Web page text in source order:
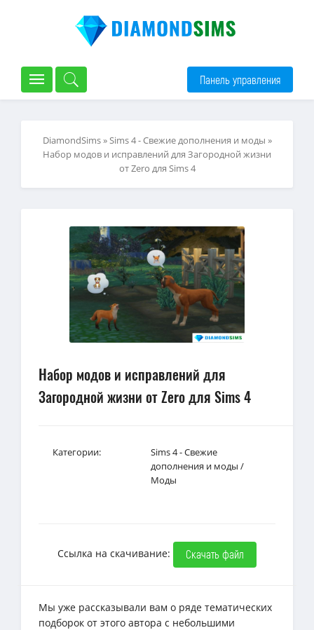
Панель управления
DiamondSims»Sims 4 - Свежие дополнения и моды »
Набор модов и исправлений для Загородной жизни
от Zero для Sims 4
Набор модов и исправлений для
Загородной жизни от Zero для Sims 4
Категории:
Sims 4 - Свежие
дополнения и моды /
Моды
Ссылка на скачивание: Скачать файл
Мы уже рассказывали вам о ряде тематических
подборок от этого автора с небольшими